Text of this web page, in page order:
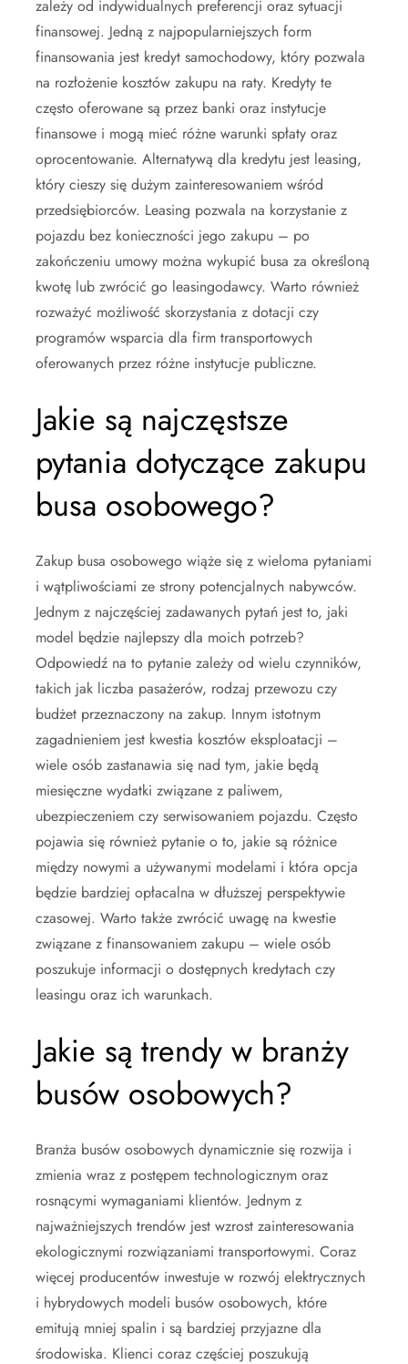
zależy od indywidualnych preferencji oraz sytuacji
finansowej. Jedną z najpopularniejszych form
finansowania jest kredyt samochodowy, który pozwala
na rozłożenie kosztów zakupu na raty. Kredyty te
często oferowane są przez banki oraz instytucje
finansowe i mogą mieć różne warunki spłaty oraz
oprocentowanie. Alternatywą dla kredytu jest leasing,
który cieszy się dużym zainteresowaniem wśród
przedsiębiorców. Leasing pozwala na korzystanie z
pojazdu bez konieczności jego zakupu – po
zakończeniu umowy można wykupić busa za określoną
kwotę lub zwrócić go leasingodawcy. Warto również
rozważyć możliwość skorzystania z dotacji czy
programów wsparcia dla firm transportowych
oferowanych przez różne instytucje publiczne.
Jakie są najczęstsze
pytania dotyczące zakupu
busa osobowego?
Zakup busa osobowego wiąże się z wieloma pytaniami
i wątpliwościami ze strony potencjalnych nabywców.
Jednym z najczęściej zadawanych pytań jest to, jaki
model będzie najlepszy dla moich potrzeb?
Odpowiedź na to pytanie zależy od wielu czynników,
takich jak liczba pasażerów, rodzaj przewozu czy
budżet przeznaczony na zakup. Innym istotnym
zagadnieniem jest kwestia kosztów eksploatacji –
wiele osób zastanawia się nad tym, jakie będą
miesięczne wydatki związane z paliwem,
ubezpieczeniem czy serwisowaniem pojazdu. Często
pojawia się również pytanie o to, jakie są różnice
między nowymi a używanymi modelami i która opcja
będzie bardziej opłacalna w dłuższej perspektywie
czasowej. Warto także zwrócić uwagę na kwestie
związane z finansowaniem zakupu – wiele osób
poszukuje informacji o dostępnych kredytach czy
leasingu oraz ich warunkach.
Jakie są trendy w branży
busów osobowych?
Branża busów osobowych dynamicznie się rozwija i
zmienia wraz z postępem technologicznym oraz
rosnącymi wymaganiami klientów. Jednym z
najważniejszych trendów jest wzrost zainteresowania
ekologicznymi rozwiązaniami transportowymi. Coraz
więcej producentów inwestuje w rozwój elektrycznych
i hybrydowych modeli busów osobowych, które
emitują mniej spalin i są bardziej przyjazne dla
środowiska. Klienci coraz częściej poszukują